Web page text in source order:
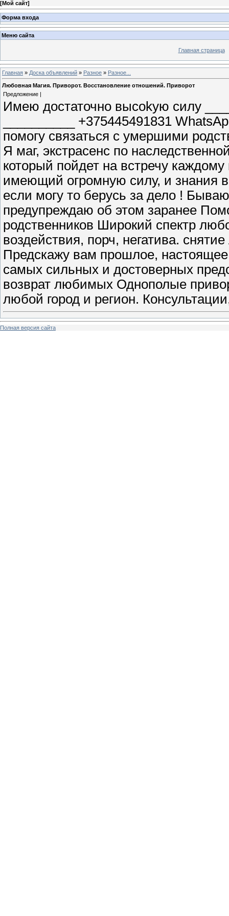
[Мой сайт]
Форма входа
Меню сайта
Главная страница
Главная » Доска объявлений » Разное » Разное...
Любовная Магия. Приворот. Восстановление отношений. Приворот
Предложение |
Имeю дocтаточно выcokую cилу
__________ +375445491831
помогу связаться с умершими
Я маг, экстрасенс по
который пойдет на встречу
имеющий огромную силу, и знания
если могу то берусь за дело !
предупреждаю об этом заранее
родственников Широкий спектр
воздействия, порч, негатива.
Предскажу вам прошлое,
самых сильных и достоверных
возврат любимых Однополые
любой город и регион.
Полная версия сайта